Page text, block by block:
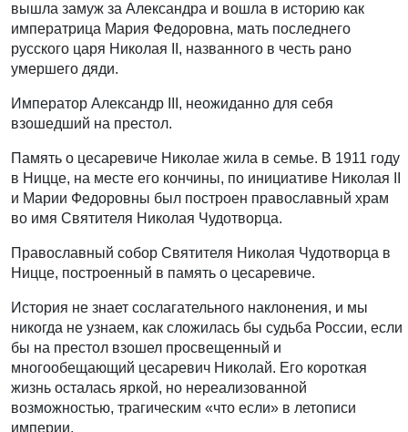
вышла замуж за Александра и вошла в историю как
императрица Мария Федоровна, мать последнего
русского царя Николая II, названного в честь рано
умершего дяди.
Император Александр III, неожиданно для себя
взошедший на престол.
Память о цесаревиче Николае жила в семье. В 1911 году
в Ницце, на месте его кончины, по инициативе Николая II
и Марии Федоровны был построен православный храм
во имя Святителя Николая Чудотворца.
Православный собор Святителя Николая Чудотворца в
Ницце, построенный в память о цесаревиче.
История не знает сослагательного наклонения, и мы
никогда не узнаем, как сложилась бы судьба России, если
бы на престол взошел просвещенный и
многообещающий цесаревич Николай. Его короткая
жизнь осталась яркой, но нереализованной
возможностью, трагическим «что если» в летописи
империи.